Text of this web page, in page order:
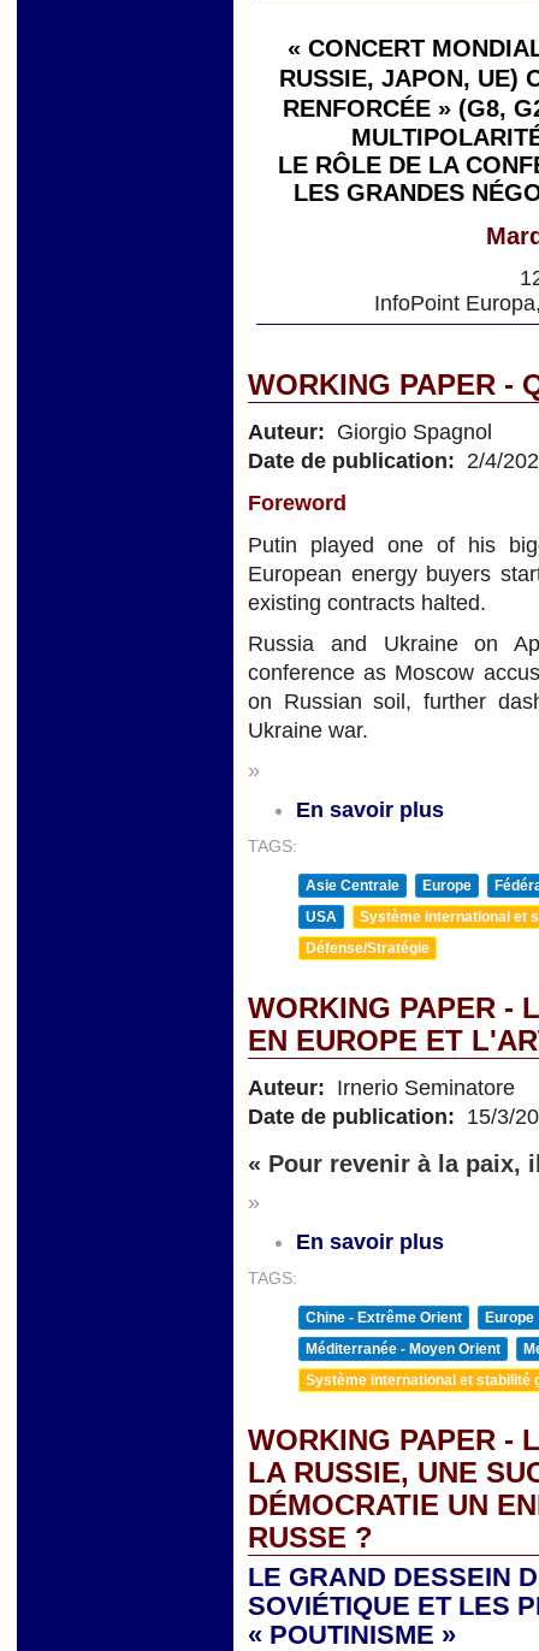
« CONCERT
RUSSIE, JAPON, UE)
RENFORCÉE » (G8,
LE RÔLE DE LA
LES GRANDES
InfoPoint
WORKING PAPER -
Auteur: Giorgio Spagnol
Date de publication: 2/4/
Foreword
Putin played one of his
European energy buyers
existing contracts halted.
Russia and Ukraine on
conference as Moscow
on Russian soil, further
Ukraine war.
»
En savoir plus
TAGS:
Asie Centrale Europe
USA
Système international et
Défense/Stratégie
WORKING PAPER -
EN EUROPE ET
Auteur: Irnerio Seminatore
Date de publication: 15/3/
« Pour revenir à la paix,
»
En savoir plus
TAGS:
Chine - Extrême Orient
Europe
Méditerranée - Moyen Orient
Système international et stabilité
WORKING PAPER -
LA RUSSIE, UNE
DÉMOCRATIE UN
RUSSE ?
LE GRAND DESSEIN
SOVIÉTIQUE ET LES
« POUTINISME »